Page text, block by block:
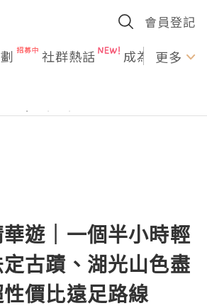
會員登記
社群熱話 成為U更多
遊｜一個半小時輕
古蹟、湖光山色盡
價比遠足路線